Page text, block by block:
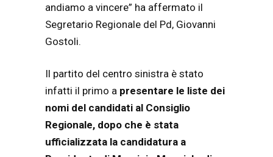
andiamo a vincere” ha affermato il
Segretario Regionale del Pd, Giovanni
Gostoli.
Il partito del centro sinistra è stato
infatti il primo a presentare le liste dei
nomi del candidati al Consiglio
Regionale, dopo che è stata
ufficializzata la candidatura a